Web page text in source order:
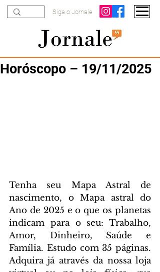
Siga o Jornale
Horóscopo – 19/11/2025
Tenha seu Mapa Astral de
nascimento, o Mapa astral do
Ano de 2025 e o que os planetas
indicam para o seu: Trabalho,
Amor, Dinheiro, Saúde e
Família. Estudo com 35 páginas.
Adquira já através da nossa loja